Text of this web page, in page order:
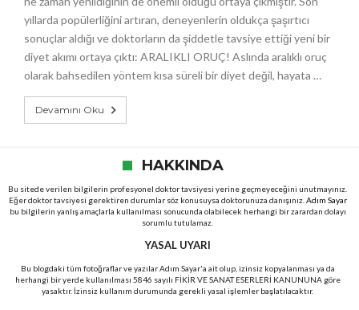
yıllarda popülerliğini artıran, deneyenlerin oldukça şaşırtıcı
sonuçlar aldığı ve doktorların da şiddetle tavsiye ettiği yeni bir
diyet akımı ortaya çıktı: ARALIKLI ORUÇ! Aslında aralıklı oruç
olarak bahsedilen yöntem kısa süreli bir diyet değil, hayata …
Devamını Oku
HAKKINDA
Bu sitede verilen bilgilerin profesyonel doktor tavsiyesi yerine geçmeyeceğini unutmayınız.
Eğer doktor tavsiyesi gerektiren durumlar söz konusuysa doktorunuza danışınız. Adım Sayar
bu bilgilerin yanlış amaçlarla kullanılması sonucunda olabilecek herhangi bir zarardan dolayı
sorumlu tutulamaz.
YASAL UYARI
Bu blogdaki tüm fotoğraflar ve yazılar Adım Sayar'a ait olup, izinsiz kopyalanması ya da
herhangi bir yerde kullanılması 5846 sayılı FİKİR VE SANAT ESERLERİ KANUNUNA göre
yasaktır. İzinsiz kullanım durumunda gerekli yasal işlemler başlatılacaktır.